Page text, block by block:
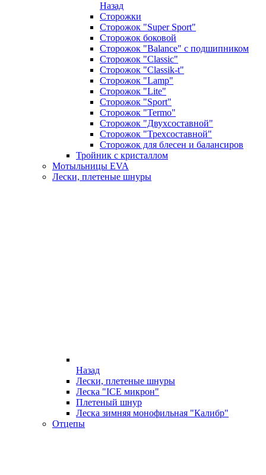
Назад
Сторожки
Сторожок "Super Sport"
Сторожок боковой
Сторожок "Balance" с подшипником
Сторожок "Classic"
Сторожок "Classik-t"
Сторожок "Lamp"
Сторожок "Lite"
Сторожок "Sport"
Сторожок "Termo"
Сторожок "Двухсоставной"
Сторожок "Трехсоставной"
Сторожок для блесен и балансиров
Тройник с кристаллом
Мотыльницы EVA
Лески, плетеные шнуры
Назад
Лески, плетеные шнуры
Леска "ICE микрон"
Плетеный шнур
Леска зимняя монофильная "Калибр"
Отцепы